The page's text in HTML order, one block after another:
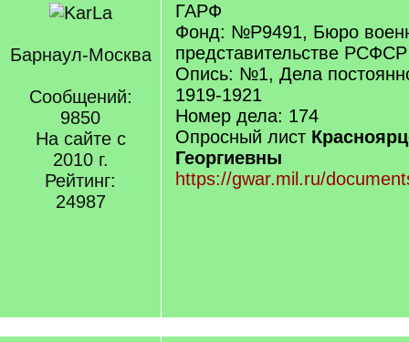
Барнаул-Москва
Сообщений:
9850
На сайте с
2010 г.
Рейтинг:
24987
ГАРФ
Фонд: №Р9491, Бюро
представительстве
Опись: №1, Дела
1919-1921
Номер дела: 174
Опросный лист
Георгиевны
https://gwar.mil.ru/